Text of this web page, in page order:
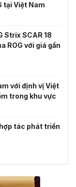
tại Việt Nam
Strix SCAR 18
ROG với giá gần
với định vị Việt
trong khu vực
tác phát triển